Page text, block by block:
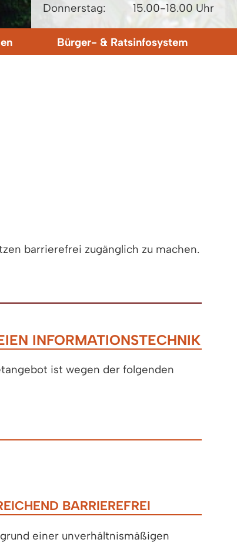
Donnerstag:
15.00-18.00 Uhr
Bürger- & Ratsinfosystem
barrierefrei zugänglich zu machen.
INFORMATIONSTECHNIK
ist wegen der folgenden
BARRIEREFREI
einer unverhältnismäßigen